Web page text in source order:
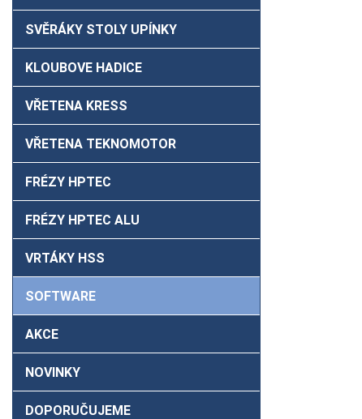
SVĚRÁKY STOLY UPÍNKY
KLOUBOVE HADICE
VŘETENA KRESS
VŘETENA TEKNOMOTOR
FRÉZY HPTEC
FRÉZY HPTEC ALU
VRTÁKY HSS
SOFTWARE
AKCE
NOVINKY
DOPORUČUJEME